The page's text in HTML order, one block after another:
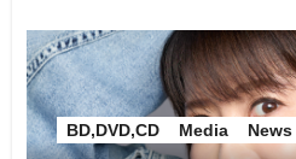
BD,DVD,CD Media News